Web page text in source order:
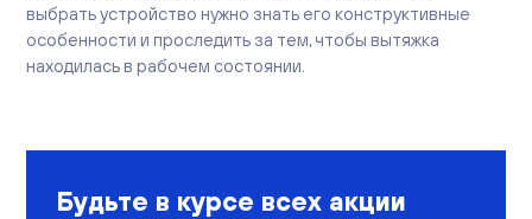
выбрать устройство нужно знать его конструктивные
особенности и проследить за тем, чтобы вытяжка
находилась в рабочем состоянии.
Будьте в курсе всех акции